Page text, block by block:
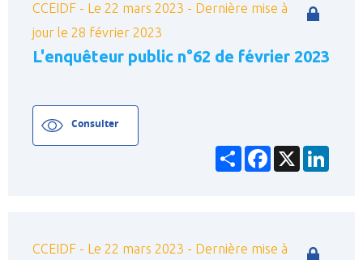
CCEIDF - Le 22 mars 2023 - Dernière mise à
jour le 28 février 2023
L'enquêteur public n°62 de février 2023
Consulter
PartagerFacebook
X
CCEIDF - Le 22 mars 2023 - Dernière mise à